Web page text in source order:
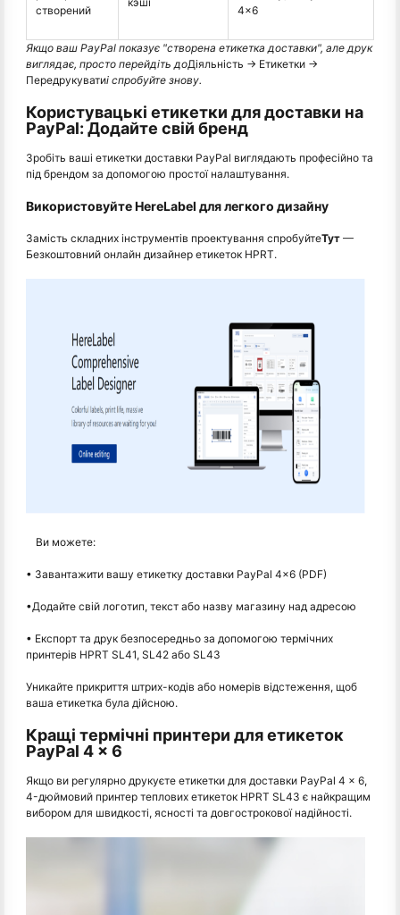
створений
4×6
Якщо ваш PayPal показує "створена етикетка доставки", але друк
виглядає, просто перейдіть доДіяльність → Етикетки →
Передрукуватиі спробуйте знову.
Користувацькі етикетки для доставки на
PayPal: Додайте свій бренд
Зробіть ваші етикетки доставки PayPal виглядають професійно та
під брендом за допомогою простої налаштування.
Використовуйте HereLabel для легкого дизайну
Замість складних інструментів проектування спробуйтеТут —
Безкоштовний онлайн дизайнер етикеток HPRT.
Ви можете:
• Завантажити вашу етикетку доставки PayPal 4×6 (PDF)
•Додайте свій логотип, текст або назву магазину над адресою
• Експорт та друк безпосередньо за допомогою термічних
принтерів HPRT SL41, SL42 або SL43
Уникайте прикриття штрих-кодів або номерів відстеження, щоб
ваша етикетка була дійсною.
Кращі термічні принтери для етикеток
PayPal 4 × 6
Якщо ви регулярно друкуєте етикетки для доставки PayPal 4 × 6,
4-дюймовий принтер теплових етикеток HPRT SL43 є найкращим
вибором для швидкості, ясності та довгострокової надійності.